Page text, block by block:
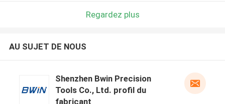
Regardez plus
AU SUJET DE NOUS
Shenzhen Bwin Precision
Tools Co., Ltd. profil du
fabricant